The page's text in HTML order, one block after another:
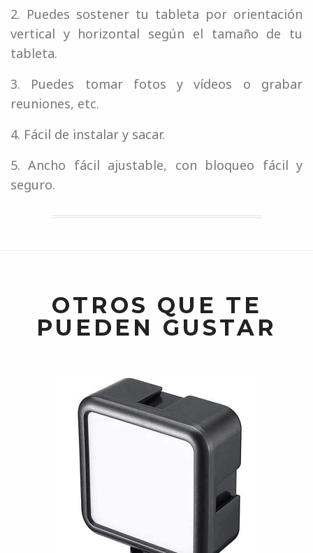
2. Puedes sostener tu tableta por orientación
vertical y horizontal según el tamaño de tu
tableta.
3. Puedes tomar fotos y vídeos o grabar
reuniones, etc.
4. Fácil de instalar y sacar.
5. Ancho fácil ajustable, con bloqueo fácil y
seguro.
OTROS QUE TE
PUEDEN GUSTAR